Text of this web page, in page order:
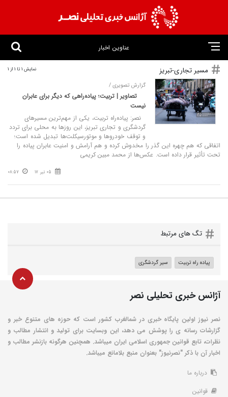
عناوین اخبار
مسیر تجاری-تبریز نمایش 1 تا 1 از 1
گزارش تصویری /
تصاویر | تربیت؛ پیاده‌راهی که دیگر برای عابران
نیست
نصر: پیاده‌راه تربیت، یکی از مهم‌ترین مسیرهای
گردشگری و تجاری تبریز، این روزها به محلی برای تردد
و توقف خودروها و موتورسیکلت‌ها تبدیل شده است؛
اتفاقی که هم چهره این گذر را مخدوش کرده و هم آرامش و امنیت عابران پیاده را
تحت تأثیر قرار داده است. عکس‌ها از محمد مبین کریمی
05 تیر 17 08:57
تگ های مرتبط
پیاده راه تربیت سیر گردشگری
آژانس خبری تحلیلی نصر
نصر نیوز اولین پایگاه خبری در شمالغرب کشور است که حوزه های متنوع خبر و
گزارشات رسانه ی را پوشش می دهد، این وبسایت برای تولید و انتشار مطالب و
نظرات، تابع قوانین جمهوری اسلامی ایران میباشد. همچنین هرگونه بازنشر مطالب و
اخبار آن با ذکر "نصرنیوز" بعنوان منبع بلامانع میباشد.
درباره ما
قوانین